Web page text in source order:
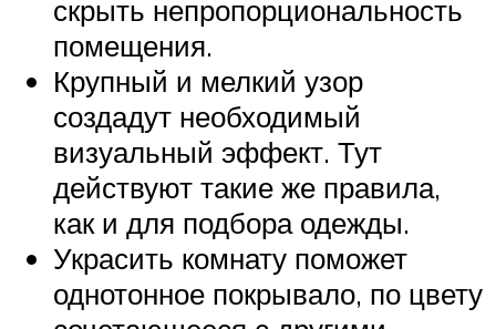
скрыть непропорциональность
помещения.
Крупный и мелкий узор
создадут необходимый
визуальный эффект. Тут
действуют такие же правила,
как и для подбора одежды.
Украсить комнату поможет
однотонное покрывало, по цвету